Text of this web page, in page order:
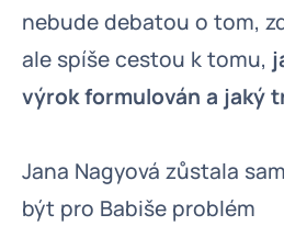
nebude debatou o tom,
ale spíše cestou k tomu,
výrok formulován a jaký
Jana Nagyová zůstala
být pro Babiše problém